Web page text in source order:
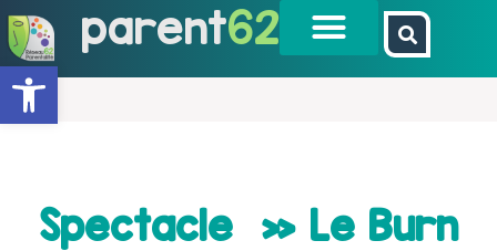
Ouvrir la barre d’outils
parent62
Spectacle » Le Burn